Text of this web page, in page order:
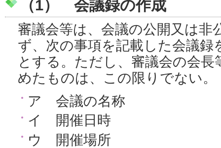
（1） 会議録の作成
審議会等は、会議の公開又は非
ず、次の事項を記載した会議
とする。ただし、審議会の会
めたものは、この限りでない。
ア 会議の名称
イ 開催日時
ウ 開催場所